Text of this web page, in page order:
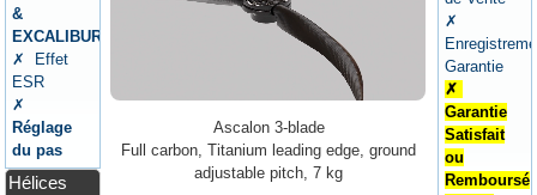
&
EXCALIBUR
✗ Effet
ESR
✗
Réglage
du pas
Hélices
Ascalon 3-blade
Full carbon, Titanium leading edge, ground
adjustable pitch, 7 kg
✗
Garantie
✗
Garantie
Satisfait
ou
Remboursé